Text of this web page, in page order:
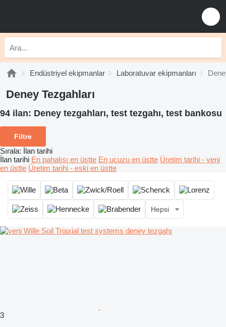
Endüstriyel ekipmanlar Laboratuvar ekipmanları
Deney Tezgahları
94 ilan: Deney tezgahları, test tezgahı, test bankosu
Filtre
Sırala: İlan tarihi
İlan tarihi En pahalısı en üstte En ucuzu en üstte Üretim tarihi - yeni
en üstte Üretim tarihi - eski en üstte
Hepsi
3